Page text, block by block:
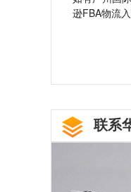
逊FBA物流
联系